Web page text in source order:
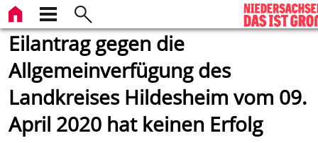
Eilantrag gegen die
Allgemeinverfügung des
Landkreises Hildesheim vom 09.
April 2020 hat keinen Erfolg